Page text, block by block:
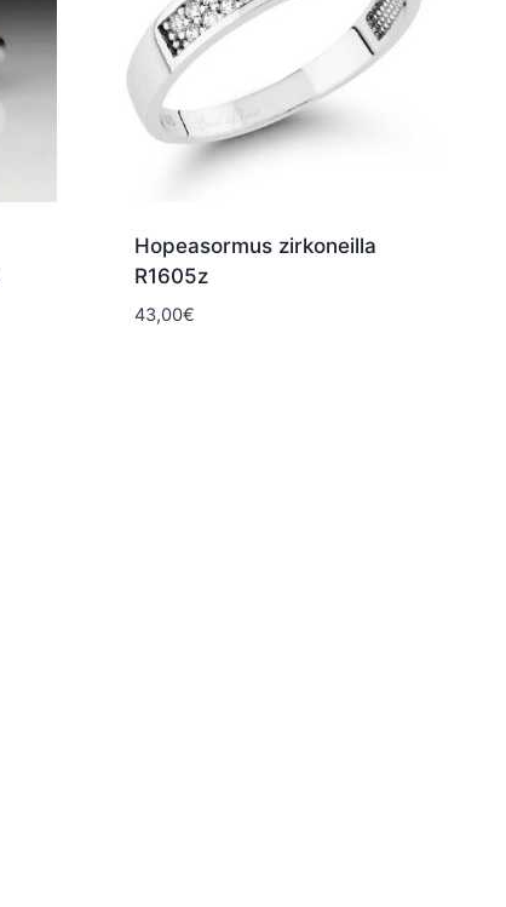
Hopeasormus zirkoneilla
R1605z
43,00€